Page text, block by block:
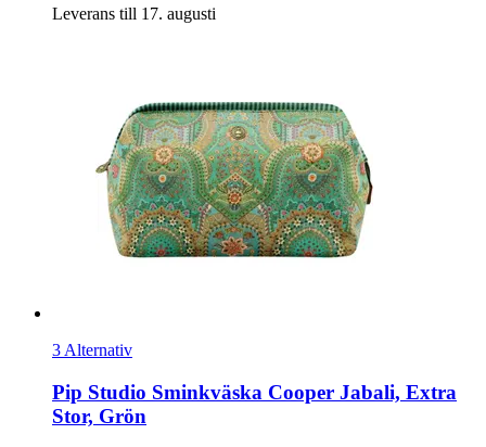
Leverans till 17. augusti
3 Alternativ
Pip Studio Sminkväska Cooper Jabali, Extra
Stor, Grön